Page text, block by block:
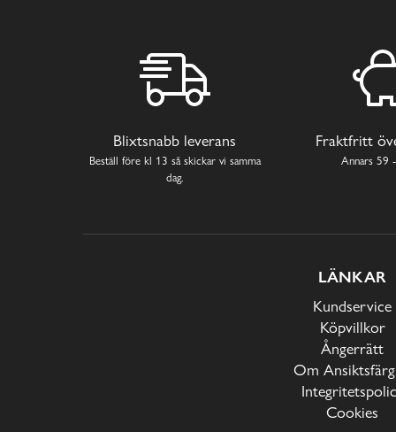
Blixtsnabb leverans
Beställ före kl 13 så skickar vi samma
dag.
Fraktfritt
Annars 59
LÄNKAR
Kundservice
Köpvillkor
Ångerrätt
Om
Cookies